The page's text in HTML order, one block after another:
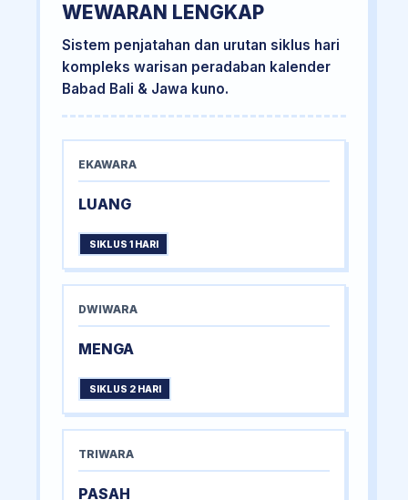
WEWARAN LENGKAP
Sistem penjatahan dan urutan siklus hari
kompleks warisan peradaban kalender
Babad Bali & Jawa kuno.
EKAWARA
LUANG
SIKLUS 1 HARI
DWIWARA
MENGA
SIKLUS 2 HARI
TRIWARA
PASAH